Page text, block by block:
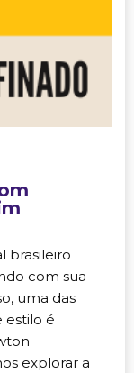
brasileiro
com sua
uma das
estilo é
explorar a